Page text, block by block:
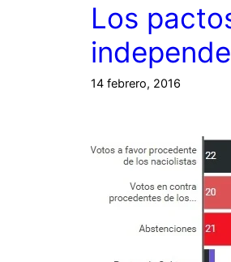
Los
14 febrero, 2016